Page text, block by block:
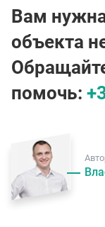
Вам
объекта
помочь: